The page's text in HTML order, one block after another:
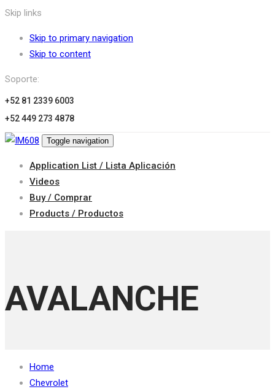
Skip links
Skip to primary navigation
Skip to content
Soporte:
+52 81 2339 6003
+52 449 273 4878
Toggle navigation
Application List / Lista Aplicación
Videos
Buy / Comprar
Products / Productos
AVALANCHE
Home
Chevrolet